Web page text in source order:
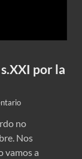
por la
no
Nos
vamos a